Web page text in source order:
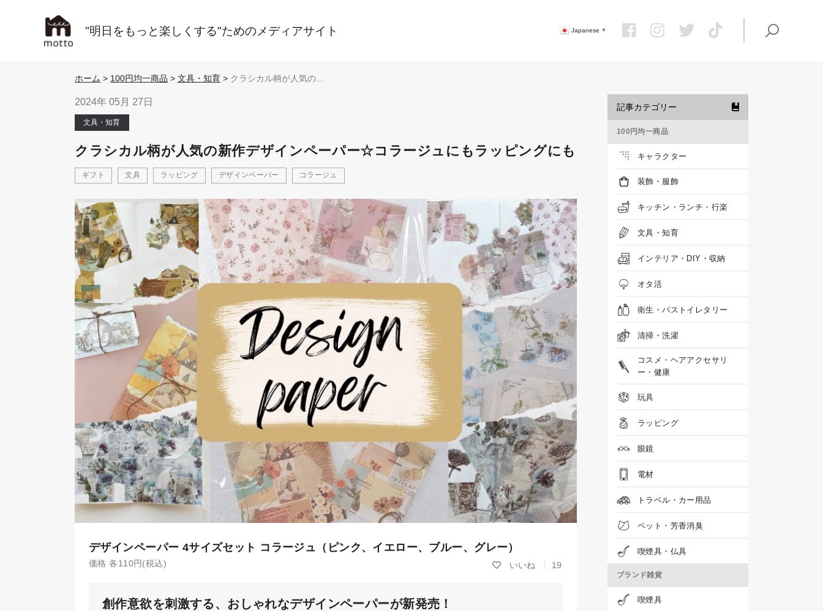
"明日をもっと楽しくする"ためのメディアサイト Japanese ▼
ホーム > 100円均一商品 > 文具・知育 > クラシカル柄が人気の新
2024年 05月 27日
文具・知育
クラシカル柄が人気の新作デザインペーパー☆コラージュにもラッピングにも
ギフト 文具 ラッピング デザインペーパー コラージュ
19
デザインペーパー 4サイズセット コラージュ（ピンク、イエロー、ブルー、グレー）
価格 各110円(税込)
創作意欲を刺激する、おしゃれなデザインペーパーが新発売！
記事カテゴリー
100円均一商品
キャラクター
装飾・服飾
キッチン・ランチ・行楽
文具・知育
インテリア・DIY・収納
オタ活
衛生・バストイレタリー
清掃・洗濯
コスメ・ヘアアクセサリ
ー・健康
玩具
ラッピング
眼鏡
電材
トラベル・カー用品
ペット・芳香消臭
喫煙具・仏具
ブランド雑貨
喫煙具